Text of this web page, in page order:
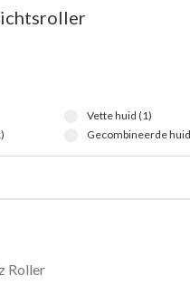
Vette huid (1)
Gecombineerde
Roller